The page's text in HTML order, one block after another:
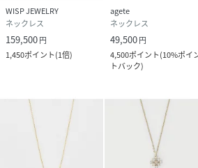
WISP JEWELRY
ネックレス
159,500円
1,450ポイント(1倍)
agete
ネックレス
49,500円
4,500ポイント(10%ポイ
トバック)